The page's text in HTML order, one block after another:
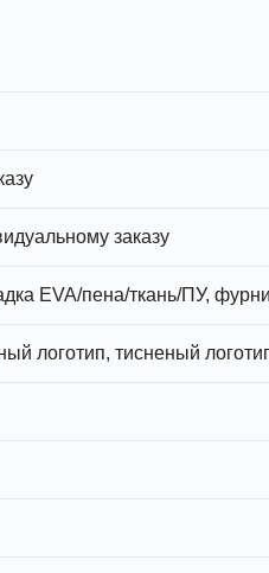
заказу
EVA/пена/ткань/ПУ,
логотип, тисненый